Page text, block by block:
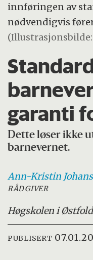
innføringen av
nødvendigvis
garanti
Dette løser ikke
barnevernet.
Ann-Kristin
RÅDGIVER
Høgskolen i Østfold
PUBLISERT